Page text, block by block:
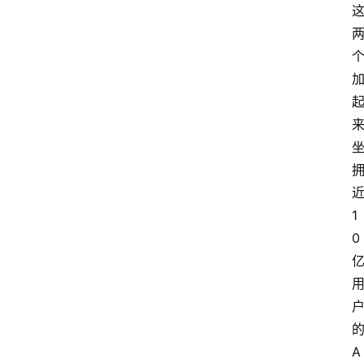
这
两
个
加
起
来
坐
拥
近
1
0
亿
用
户
的
A